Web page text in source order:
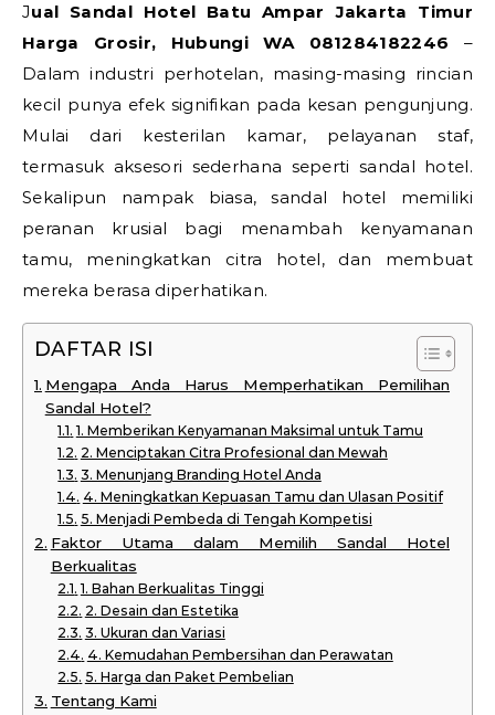
Jual Sandal Hotel Batu Ampar Jakarta Timur
Harga Grosir, Hubungi WA 081284182246 –
Dalam industri perhotelan, masing-masing rincian
kecil punya efek signifikan pada kesan pengunjung.
Mulai dari kesterilan kamar, pelayanan staf,
termasuk aksesori sederhana seperti sandal hotel.
Sekalipun nampak biasa, sandal hotel memiliki
peranan krusial bagi menambah kenyamanan
tamu, meningkatkan citra hotel, dan membuat
mereka berasa diperhatikan.
DAFTAR ISI
Mengapa Anda Harus Memperhatikan Pemilihan
Sandal Hotel?
1. Memberikan Kenyamanan Maksimal untuk Tamu
2. Menciptakan Citra Profesional dan Mewah
3. Menunjang Branding Hotel Anda
4. Meningkatkan Kepuasan Tamu dan Ulasan Positif
5. Menjadi Pembeda di Tengah Kompetisi
Faktor Utama dalam Memilih Sandal Hotel
Berkualitas
1. Bahan Berkualitas Tinggi
2. Desain dan Estetika
3. Ukuran dan Variasi
4. Kemudahan Pembersihan dan Perawatan
5. Harga dan Paket Pembelian
Tentang Kami